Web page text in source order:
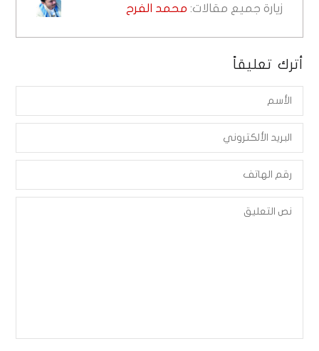
زيارة جميع مقالات: محمد الفرح
أترك تعليقاً